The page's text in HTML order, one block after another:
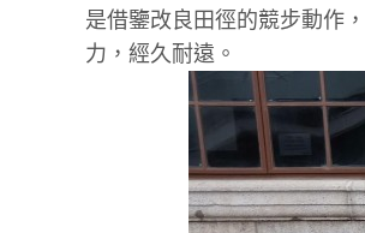
是借鑒改良田徑的競步動作
力，經久耐遠。